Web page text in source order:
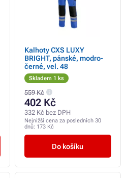
Kalhoty CXS LUXY
BRIGHT, pánské, modro-
černé, vel. 48
Skladem 1 ks
559 Kč
402 Kč
332 Kč bez DPH
Nejnižší cena za posledních 30
dnů: 173 Kč
Do košíku